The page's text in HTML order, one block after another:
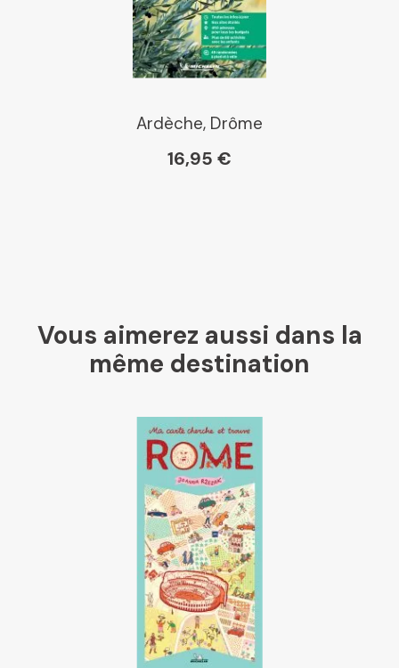
Ardèche, Drôme
16,95 €
Vous aimerez aussi dans la
même destination